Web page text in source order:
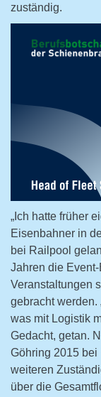
zuständig.
„Ich hatte früher
Eisenbahner in
bei Railpool
Jahren die
Veranstaltungen
gebracht werden.
was mit Logistik
Gedacht, getan.
Göhring 2015 bei
weiteren
über die